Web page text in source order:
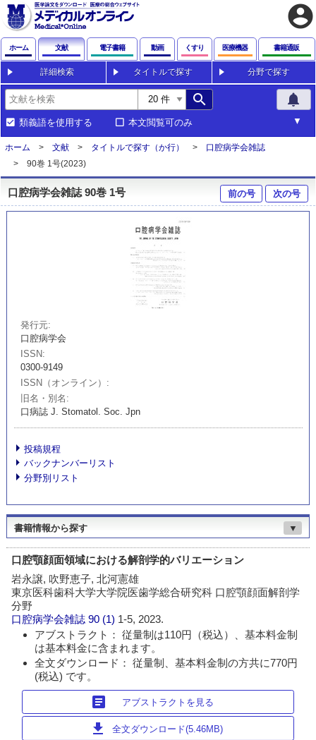
account_circle
ホーム 文献 電子書籍 動画 くすり 医療機器 書籍通販
詳細検索 タイトルで探す 分野で探す
search notifications
類義語を使用する 本文閲覧可のみ
ホーム 文献 タイトルで探す（か行）
口腔病学会雑誌
90巻 1号(2023)
口腔病学会雑誌 90巻 1号 前の号 次の号
発行元
口腔病学会
ISSN
0300-9149
ISSN（オンライン）
旧名・別名
口病誌 J. Stomatol. Soc. Jpn
投稿規程
バックナンバーリスト
分野別リスト
書籍情報から探す ▼
口腔顎顔面領域における解剖学的バリエーション
岩永譲, 吹野恵子, 北河憲雄
東京医科歯科大学大学院医歯学総合研究科 口腔顎顔面解剖学
分野
口腔病学会雑誌 90 (1) 1-5, 2023.
アブストラクト： 従量制は110円（税込）、基本料金制
は基本料金に含まれます。
全文ダウンロード： 従量制、基本料金制の方共に770円
(税込) です。
article アブストラクトを見る
download 全文ダウンロード(5.46MB)